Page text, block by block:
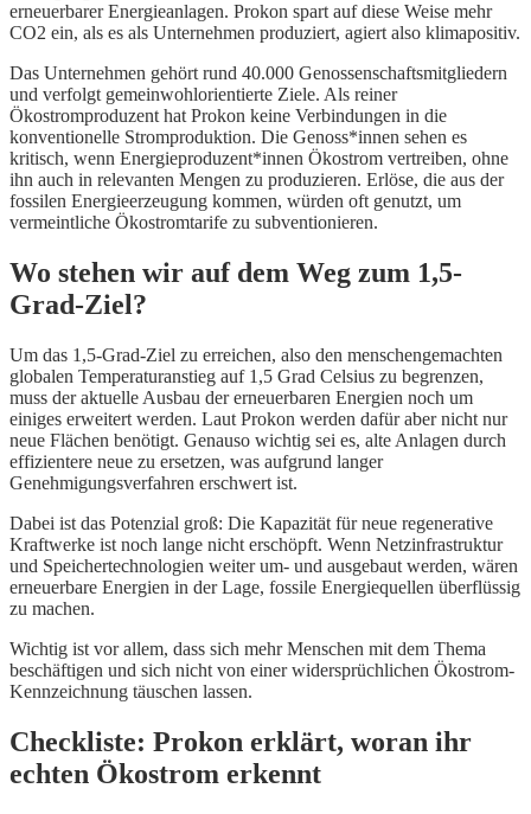
erneuerbarer Energieanlagen. Prokon spart auf diese Weise mehr
CO2 ein, als es als Unternehmen produziert, agiert also klimapositiv.
Das Unternehmen gehört rund 40.000 Genossenschaftsmitgliedern
und verfolgt gemeinwohlorientierte Ziele. Als reiner
Ökostromproduzent hat Prokon keine Verbindungen in die
konventionelle Stromproduktion. Die Genoss*innen sehen es
kritisch, wenn Energieproduzent*innen Ökostrom vertreiben, ohne
ihn auch in relevanten Mengen zu produzieren. Erlöse, die aus der
fossilen Energieerzeugung kommen, würden oft genutzt, um
vermeintliche Ökostromtarife zu subventionieren.
Wo stehen wir auf dem Weg zum 1,5-
Grad-Ziel?
Um das 1,5-Grad-Ziel zu erreichen, also den menschengemachten
globalen Temperaturanstieg auf 1,5 Grad Celsius zu begrenzen,
muss der aktuelle Ausbau der erneuerbaren Energien noch um
einiges erweitert werden. Laut Prokon werden dafür aber nicht nur
neue Flächen benötigt. Genauso wichtig sei es, alte Anlagen durch
effizientere neue zu ersetzen, was aufgrund langer
Genehmigungsverfahren erschwert ist.
Dabei ist das Potenzial groß: Die Kapazität für neue regenerative
Kraftwerke ist noch lange nicht erschöpft. Wenn Netzinfrastruktur
und Speichertechnologien weiter um- und ausgebaut werden, wären
erneuerbare Energien in der Lage, fossile Energiequellen überflüssig
zu machen.
Wichtig ist vor allem, dass sich mehr Menschen mit dem Thema
beschäftigen und sich nicht von einer widersprüchlichen Ökostrom-
Kennzeichnung täuschen lassen.
Checkliste: Prokon erklärt, woran ihr
echten Ökostrom erkennt